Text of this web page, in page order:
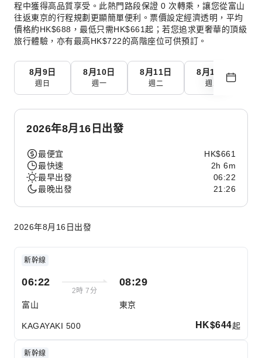
程中獲得高品質享受。此熱門路段保證 0 次轉乘，讓您從富山
往返東京的行程規劃更顯簡單便利。票價設定經濟透明，平均
價格約HK$688，最低只需HK$661起；若您追求更奢華的頂級
旅行體驗，亦有最高HK$722的高階座位可供預訂。
8月9日
週日
8月10日
週一
8月11日
週二
8月12日
週三
2026年8月16日出發
最便宜
HK$661
最快速
2h 6m
最早出發
06:22
最晚出發
21:26
2026年8月16日出發
新幹線
06:22
2時 7分
富山
08:29
東京
KAGAYAKI 500 HK$644起
新幹線